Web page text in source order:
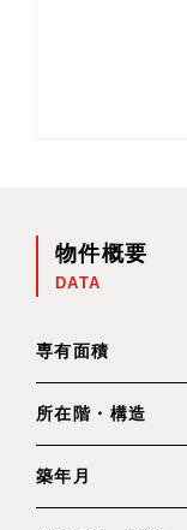
物件概要
DATA
専有面積
所在階・構造
築年月